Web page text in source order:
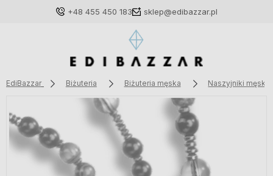
+48 455 450 183 sklep@edibazzar.pl
Zaloguj się
Załóż konto
EdiBazzar Biżuteria Biżuteria męska Naszyjniki męskie